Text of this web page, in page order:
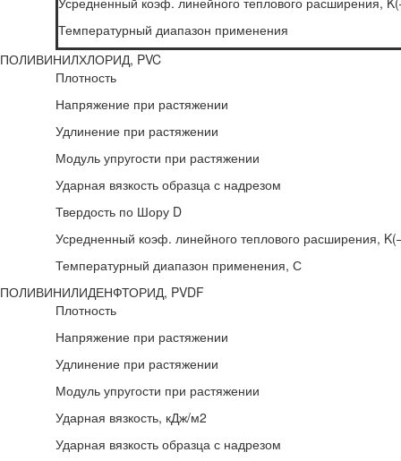
Температурный диапазон применения
ПОЛИВИНИЛХЛОРИД, PVC
Плотность
Напряжение при растяжении
Удлинение при растяжении
Модуль упругости при растяжении
Ударная вязкость образца с надрезом
Твердость по Шору D
Усредненный коэф. линейного теплового расширения,
Температурный диапазон применения, С
ПОЛИВИНИЛИДЕНФТОРИД, PVDF
Плотность
Напряжение при растяжении
Удлинение при растяжении
Модуль упругости при растяжении
Ударная вязкость, кДж/м2
Ударная вязкость образца с надрезом